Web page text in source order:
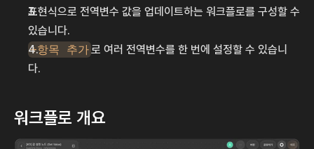
표현식으로 전역변수 값을 업데이트하는 워크플로를 구성할 수
있습니다.
+항목 추가로 여러 전역변수를 한 번에 설정할 수 있습니
다.
워크플로 개요